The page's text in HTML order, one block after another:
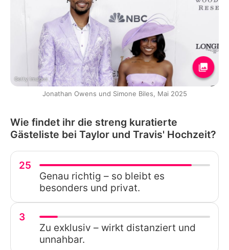
Getty Images
Jonathan Owens und Simone Biles, Mai 2025
Wie findet ihr die streng kuratierte
Gästeliste bei Taylor und Travis' Hochzeit?
25
Genau richtig – so bleibt es
besonders und privat.
3
Zu exklusiv – wirkt distanziert und
unnahbar.